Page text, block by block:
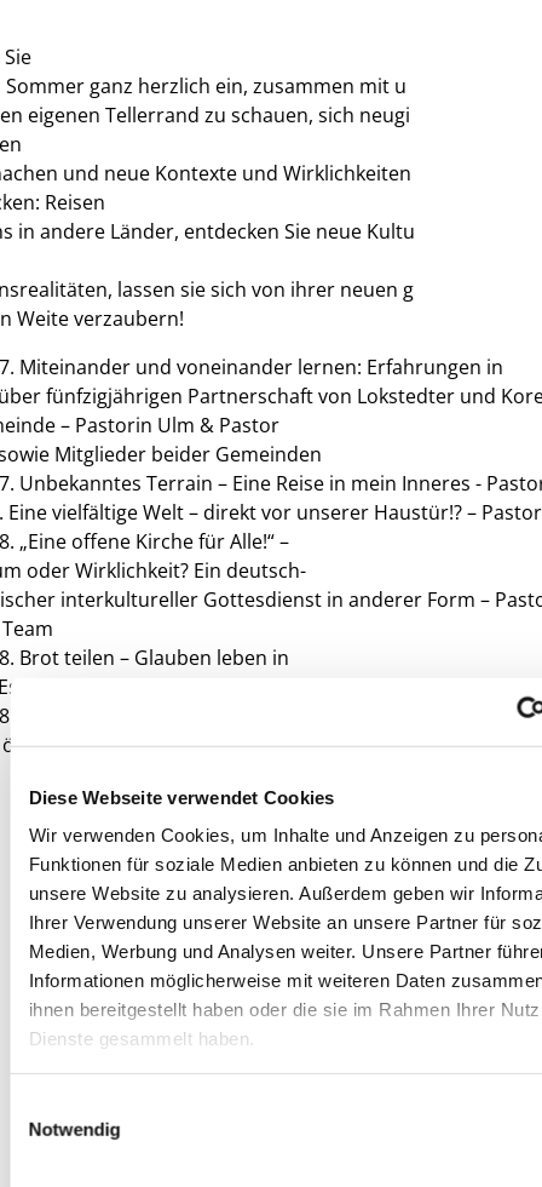
Diese Webseite verwendet Cookies
Wir verwenden Cookies, um Inhalte und Anzeigen zu
Funktionen für soziale Medien anbieten zu können und die
unsere Website zu analysieren. Außerdem geben wir
Ihrer Verwendung unserer Website an unsere Partner für
Medien, Werbung und Analysen weiter. Unsere Partner
Informationen möglicherweise mit weiteren Daten
ihnen bereitgestellt haben oder die sie im Rahmen Ihrer
Dienste gesammelt haben.
Notwendig
Sommer ganz herzlich ein, zusammen mit u
eigenen Tellerrand zu schauen, sich neugi
und neue Kontexteund Wirklichkeiten
: Reisen
in andereLänder, entdecken Sie neueKultu
, lassen sie sich von ihrer neuen g
Weite verzaubern!
Miteinanderund voneinander lernen: Erfahrungen in
fünfzigjährigen Partnerschaftvon Lokstedterund
– Pastorin Ulm & Pastor
Mitglieder beiderGemeinden
Unbekanntes Terrain – Eine Reise in mein Inneres -
EinevielfältigeWelt –direkt vor unserer Haustür!? –
„Eine offeneKirche für Alle!“ –
oder Wirklichkeit? Ein deutsch-
interkultureller Gottesdienstin andererForm –
Brotteilen – Glauben leben in
ökumenischeWeite– Pastorin Ulm